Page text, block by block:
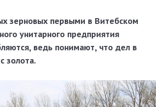
зерновых первыми в Витебском
унитарного предприятия
ведь понимают, что дел в
золота.